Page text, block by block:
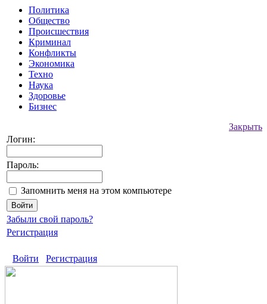
Политика
Общество
Происшествия
Криминал
Конфликты
Экономика
Техно
Наука
Здоровье
Бизнес
Закрыть
Логин:
Пароль:
Запомнить меня на этом компьютере
Забыли свой пароль?
Регистрация
Войти Регистрация